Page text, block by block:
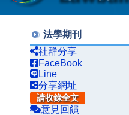
法學期刊
社群分享
FaceBook
Line
分享網址
請收錄全文
意見回饋